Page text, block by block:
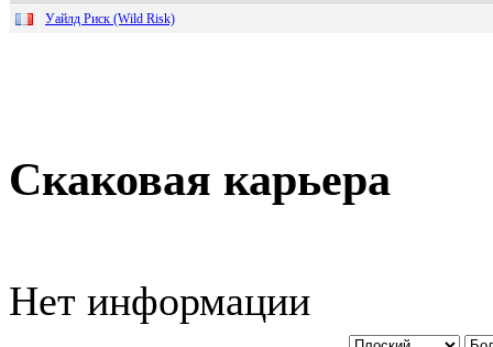
Уайлд Риск (Wild Risk)
Скаковая карьера
Нет информации